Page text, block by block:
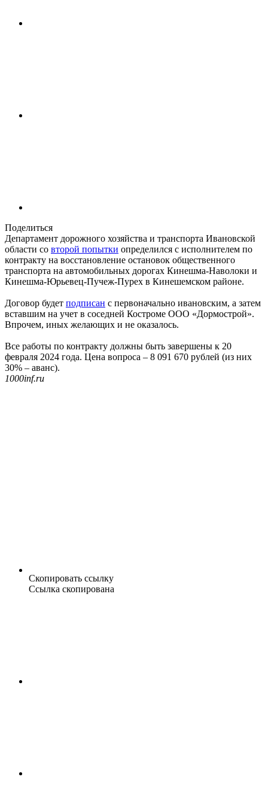
Поделиться
Департамент дорожного хозяйства и транспорта Ивановской
области со второй попытки определился с исполнителем по
контракту на восстановление остановок общественного
транспорта на автомобильных дорогах Кинешма-Наволоки и
Кинешма-Юрьевец-Пучеж-Пурех в Кинешемском районе.
Договор будет подписан с первоначально ивановским, а затем
вставшим на учет в соседней Костроме ООО «Дормострой».
Впрочем, иных желающих и не оказалось.
Все работы по контракту должны быть завершены к 20
февраля 2024 года. Цена вопроса – 8 091 670 рублей (из них
30% – аванс).
1000inf.ru
Скопировать ссылку
Ссылка скопирована